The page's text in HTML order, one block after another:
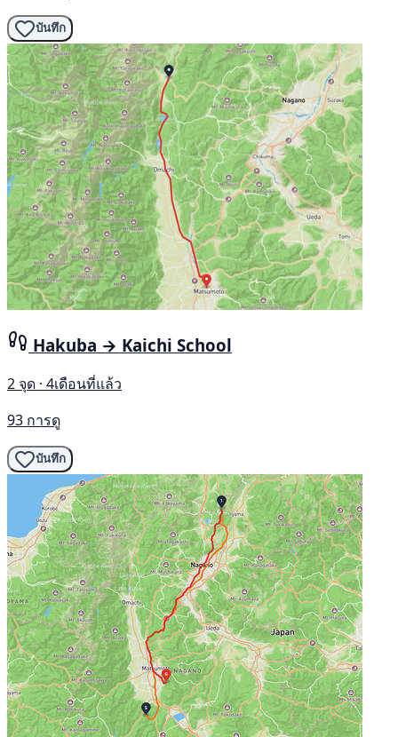
บันทึก
Hakuba → Kaichi School
2 จุด · 4เดือนที่แล้ว
93 การดู
บันทึก